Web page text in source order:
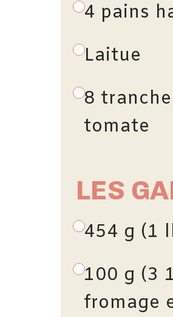
4 pains
Laitue
8
tomate
LES
454 g (1
100 g (3
fromage